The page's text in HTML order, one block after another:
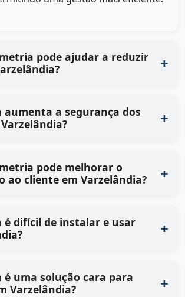
pode ajudar a reduzir
a segurança dos
pode melhorar o
ao cliente em Varzelândia?
é difícil de instalar e usar
uma solução cara para
Varzelândia?